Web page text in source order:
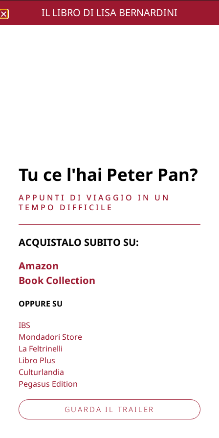
Lisa Bernardini
La Direzione stabilisce insindacabilmente di inserire,
rimuovere, oscurare, modificare, immagini e testi del sito, a
propria discrezione.
Copyright © 2026Lisa Bernardini– P.IVA 14910741009
Aggiorna preferenze tracciamento
IL LIBRO DI LISA BERNARDINI
Tu ce l'hai Peter Pan?
APPUNTI DI VIAGGIO IN UN
TEMPO DIFFICILE
ACQUISTALO SUBITO SU:
Amazon
Book Collection
OPPURE SU
IBS
Mondadori Store
La Feltrinelli
Libro Plus
Culturlandia
Pegasus Edition
GUARDA IL TRAILER